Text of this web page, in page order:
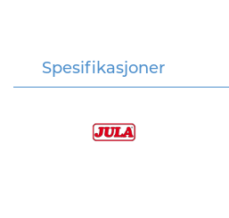
Spesifikasjoner